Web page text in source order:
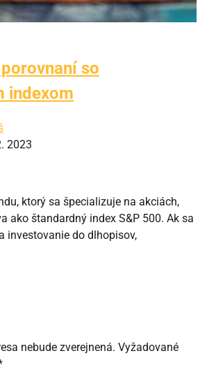
so
indexom
2023
ktorý sa špecializuje na akciách,
ako štandardný index S&P 500. Ak sa
investovanie do dlhopisov,
nebude zverejnená. Vyžadované